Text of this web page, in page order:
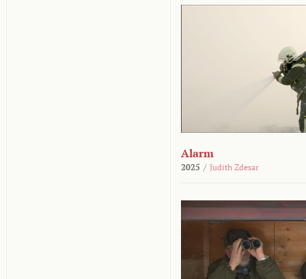
Alarm
2025 / Judith Zdesar